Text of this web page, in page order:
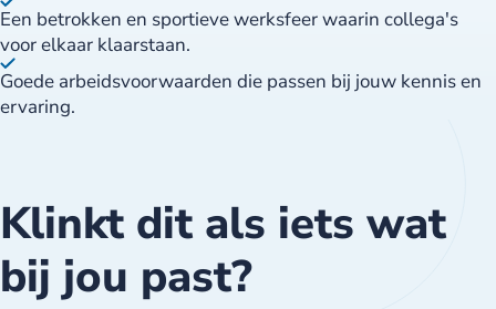
Een betrokken en sportieve werksfeer waarin collega's
voor elkaar klaarstaan.
Goede arbeidsvoorwaarden die passen bij jouw kennis en
ervaring.
Klinkt dit als iets wat
bij jou past?